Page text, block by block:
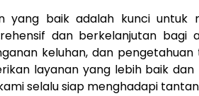
baik adalah kunci untuk
dan berkelanjutan
keluhan, dan
layanan yang lebih baik
selalu siap menghadapi